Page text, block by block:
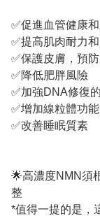
✅促進血管健康
✅提高肌肉耐力
✅保護皮膚，預
✅降低肥胖風險
✅加強DNA修復
✅增加線粒體功能
✅改善睡眠質素
🌟高濃度NMN須
整
*值得一提的是，